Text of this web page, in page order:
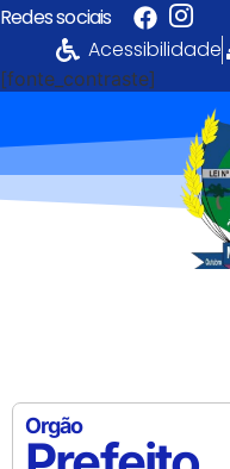
Redes sociais
Acessibilidade
[fonte_contraste]
Orgão